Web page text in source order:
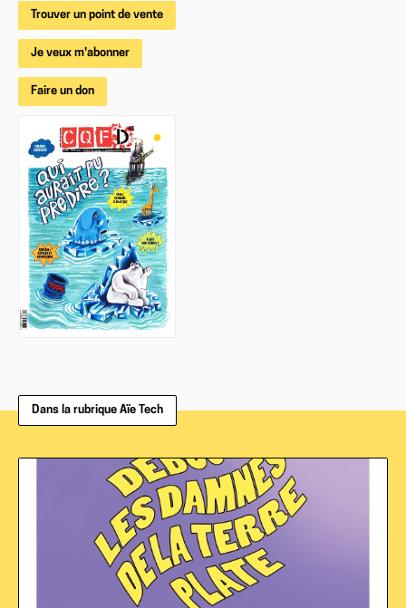
Trouver un point de vente
Je veux m'abonner
Faire un don
Dans la rubrique Aïe Tech